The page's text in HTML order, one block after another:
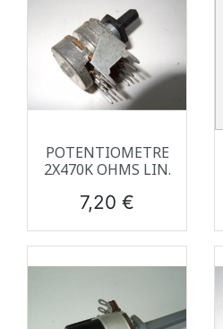
POTENTIOMETRE
2X470K OHMS LIN.
Prix
7,20 €